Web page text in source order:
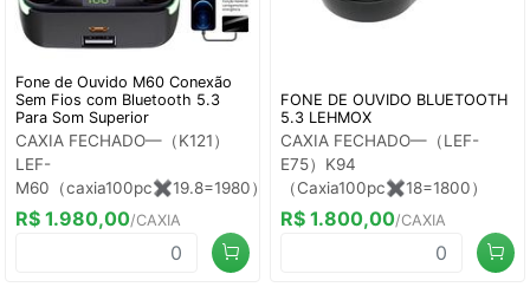
Fone de Ouvido M60 Conexão
Sem Fios com Bluetooth 5.3
Para Som Superior
CAXIA FECHADO—（K121）
LEF-
M60（caxia100pc✖️19.8=1980）
R$ 1.980,00/CAXIA
FONE DE OUVIDO BLUETOOTH
5.3 LEHMOX
CAXIA FECHADO—（LEF-
E75）K94
（Caxia100pc✖️18=1800）
R$ 1.800,00/CAXIA